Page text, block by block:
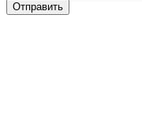
Отправить